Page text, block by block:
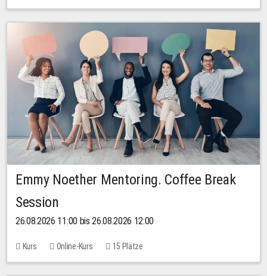
20,00 EUR
Emmy Noether Mentoring. Coffee Break
Session
26.08.2026 11:00 bis 26.08.2026 12:00
Kurs Online-Kurs 15 Plätze